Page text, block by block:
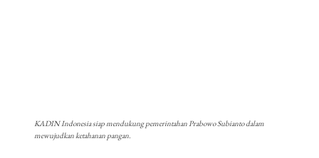
KADIN Indonesia siap mendukung pemerintahan Prabowo Subianto dalam
mewujudkan ketahanan pangan.